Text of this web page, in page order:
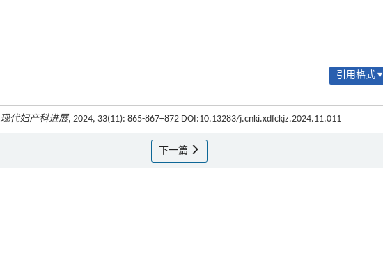
引用格式 ▾
现代妇产科进展, 2024, 33(11): 865-867+872 DOI:10.13283/j.cnki.xdfckjz.2024.11.011
下一篇